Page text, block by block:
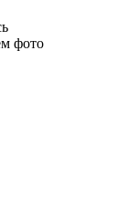
фото